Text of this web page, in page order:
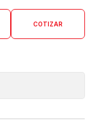
COTIZAR